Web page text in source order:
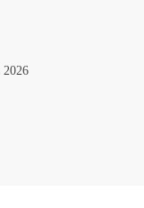
2026